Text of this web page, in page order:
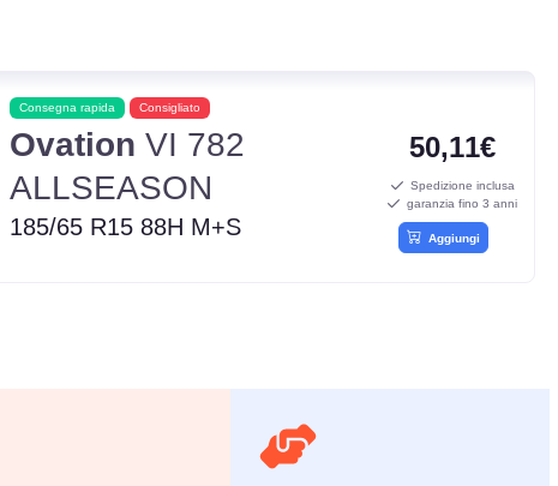
Consegna rapida Consigliato
Ovation VI 782
ALLSEASON
185/65 R15 88H M+S
50,11€
Spedizione inclusa
garanzia fino 3 anni
Aggiungi